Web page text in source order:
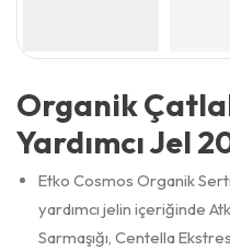
Organik
Yardımcı Jel
Etko Cosmos Organik
yardımcı jelin içeriğinde
Sarmaşığı, Centella